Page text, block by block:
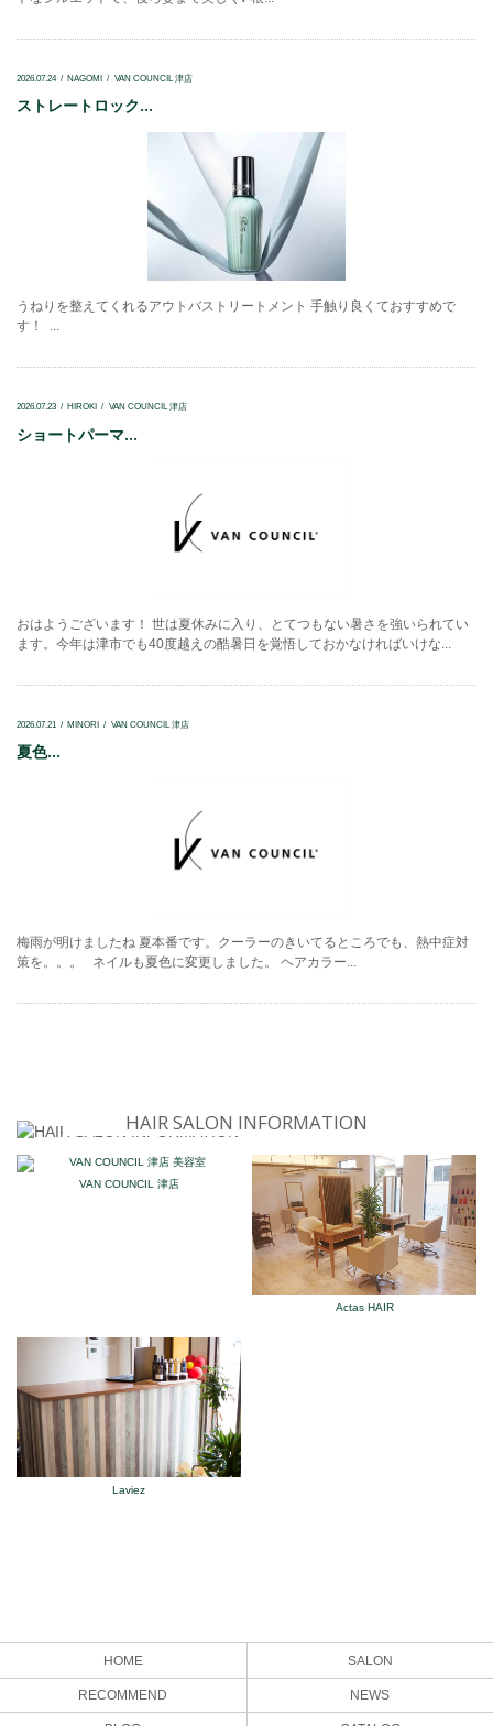
2026.07.24 NAGOMI VAN COUNCIL 津店
ストレートロック...
うねりを整えてくれるアウトバストリートメント 手触り良くておすすめで
す！ ...
2026.07.23 HIROKI VAN COUNCIL 津店
ショートパーマ...
おはようございます！ 世は夏休みに入り、とてつもない暑さを強いられてい
ます。今年は津市でも40度越えの酷暑日を覚悟しておかなければいけな...
2026.07.21 MINORI VAN COUNCIL 津店
夏色...
梅雨が明けましたね 夏本番です。クーラーのきいてるところでも、熱中症対
策を。。。 ネイルも夏色に変更しました。 ヘアカラー...
HAIR SALON INFORMATION
VAN COUNCIL 津店
Actas HAIR
Laviez
HOME SALON
RECOMMEND NEWS